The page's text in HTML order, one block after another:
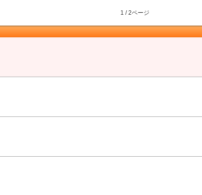
1 / 2ページ